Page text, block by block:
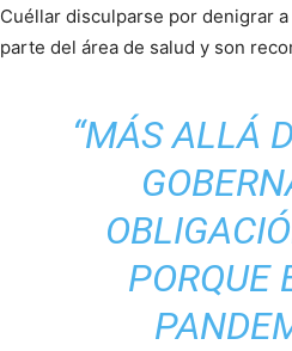
Cuéllar disculparse por denigrar
parte del área de salud y son
“MÁS ALLÁ
PORQUE